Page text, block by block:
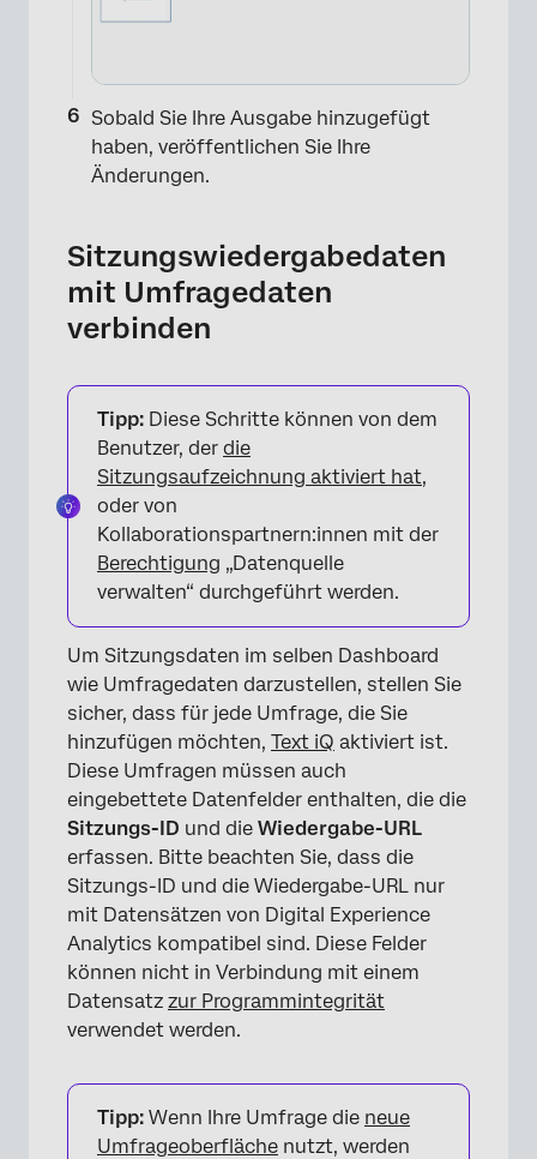
×
×
×
Sobald Sie Ihre Ausgabe hinzugefügt
haben, veröffentlichen Sie Ihre
Änderungen.
Sitzungswiedergabedaten
mit Umfragedaten
verbinden
Tipp: Diese Schritte können von dem
Benutzer, der die
Sitzungsaufzeichnung aktiviert hat,
oder von
Kollaborationspartnern:innen mit der
Berechtigung „Datenquelle
verwalten“ durchgeführt werden.
Um Sitzungsdaten im selben Dashboard
wie Umfragedaten darzustellen, stellen Sie
sicher, dass für jede Umfrage, die Sie
hinzufügen möchten, Text iQ aktiviert ist.
Diese Umfragen müssen auch
eingebettete Datenfelder enthalten, die die
Sitzungs-ID und die Wiedergabe-URL
erfassen. Bitte beachten Sie, dass die
Sitzungs-ID und die Wiedergabe-URL nur
mit Datensätzen von Digital Experience
Analytics kompatibel sind. Diese Felder
können nicht in Verbindung mit einem
Datensatz zur Programmintegrität
verwendet werden.
Tipp: Wenn Ihre Umfrage die neue
Umfrageoberfläche nutzt, werden